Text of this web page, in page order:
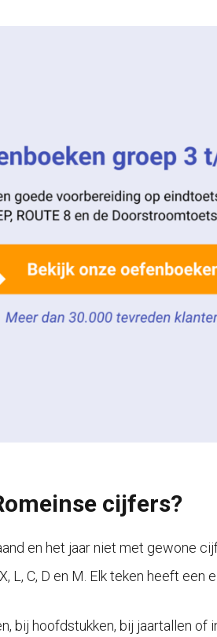
cijfers?
en het jaar niet met gewone
C, D en M. Elk teken heeft een
bij hoofdstukken, bij jaartallen of